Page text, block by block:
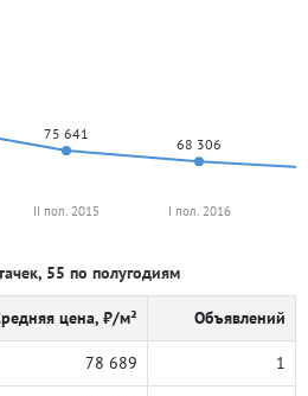
75 641
68 306
II пол. 2015 I пол. 2016
55 по полугодиям
цена, ₽/м² Объявлений
78 689 1